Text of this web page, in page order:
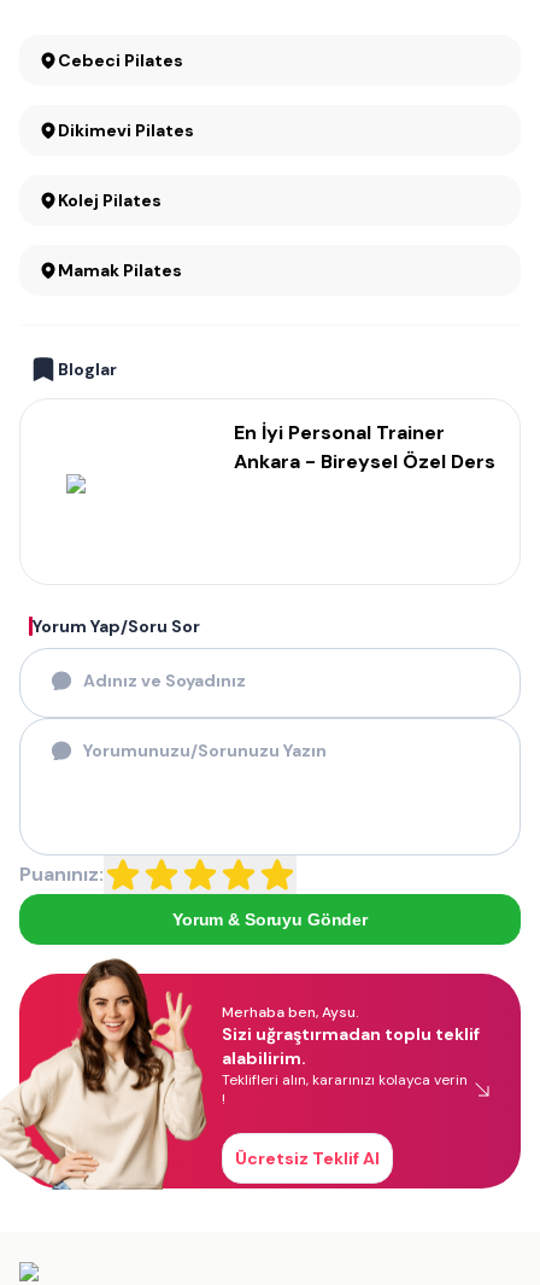
Cebeci Pilates
Dikimevi Pilates
Kolej Pilates
Mamak Pilates
Bloglar
En İyi Personal Trainer
Ankara - Bireysel Özel Ders
Yorum Yap/Soru Sor
Puanınız:
Yorum & Soruyu Gönder
Merhaba ben, Aysu.
Sizi uğraştırmadan toplu teklif
alabilirim.
Teklifleri alın, kararınızı kolayca verin
!
Ücretsiz Teklif Al